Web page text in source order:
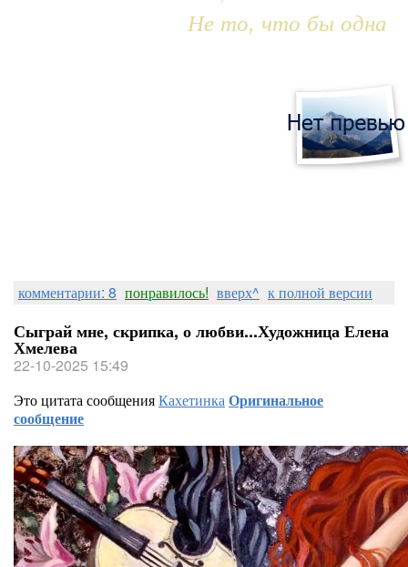
Не то, что бы одна
комментарии: 8 понравилось! вверх^ к полной версии
Сыграй мне, скрипка, о любви...Художница Елена
Хмелева
22-10-2025 15:49
Это цитата сообщенияКахетинкаОригинальное
сообщение